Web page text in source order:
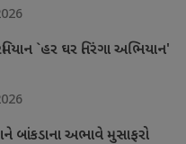
`હર ઘર તિરંગા અભિયાન'
બાંકડાના અભાવે મુસાફરો